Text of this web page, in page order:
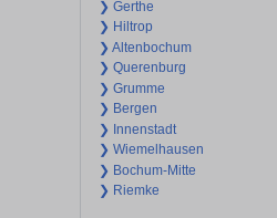
❯ Gerthe
❯ Hiltrop
❯ Altenbochum
❯ Querenburg
❯ Grumme
❯ Bergen
❯ Innenstadt
❯ Wiemelhausen
❯ Bochum-Mitte
❯ Riemke